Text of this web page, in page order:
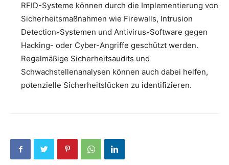
RFID-Systeme können durch die Implementierung von
Sicherheitsmaßnahmen wie Firewalls, Intrusion
Detection-Systemen und Antivirus-Software gegen
Hacking- oder Cyber-Angriffe geschützt werden.
Regelmäßige Sicherheitsaudits und
Schwachstellenanalysen können auch dabei helfen,
potenzielle Sicherheitslücken zu identifizieren.